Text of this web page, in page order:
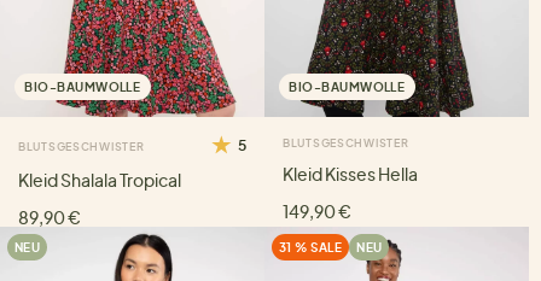
BIO-BAUMWOLLE
BLUTSGESCHWISTER 5
Kleid Shalala Tropical
89,90 €
BIO-BAUMWOLLE
BLUTSGESCHWISTER
Kleid Kisses Hella
149,90 €
NEU 31 % SALE NEU